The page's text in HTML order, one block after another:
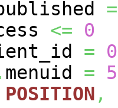
=
<=
0
=
0
menuid =
5
POSITION ,